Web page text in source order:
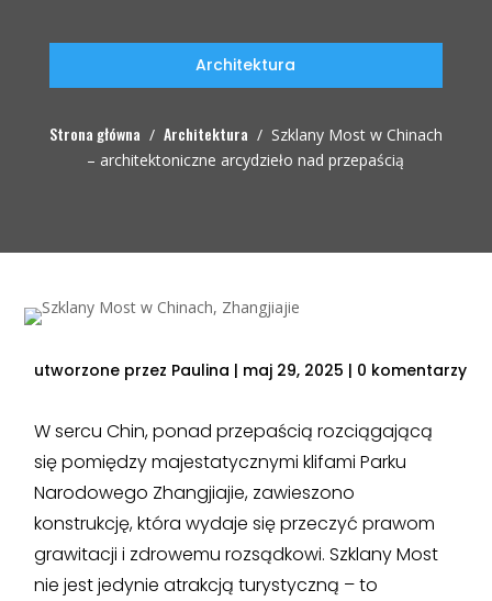
Architektura
Strona główna / Architektura / Szklany Most w Chinach
– architektoniczne arcydzieło nad przepaścią
utworzone przez Paulina | maj 29, 2025 | 0 komentarzy
W sercu Chin, ponad przepaścią rozciągającą
się pomiędzy majestatycznymi klifami Parku
Narodowego Zhangjiajie, zawieszono
konstrukcję, która wydaje się przeczyć prawom
grawitacji i zdrowemu rozsądkowi. Szklany Most
nie jest jedynie atrakcją turystyczną – to